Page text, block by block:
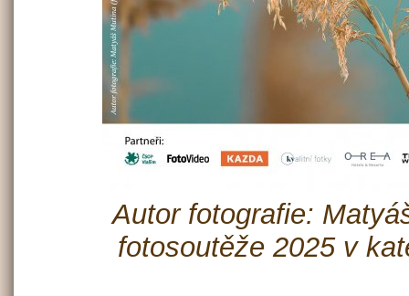
Autor fotografie:
fotosoutěže 2025 v